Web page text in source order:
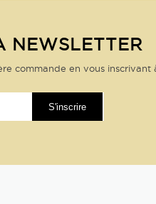
NEWSLETTER
commande en vous